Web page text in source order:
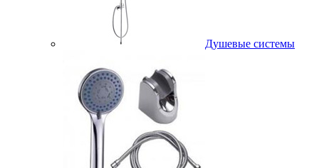
Душевые системы